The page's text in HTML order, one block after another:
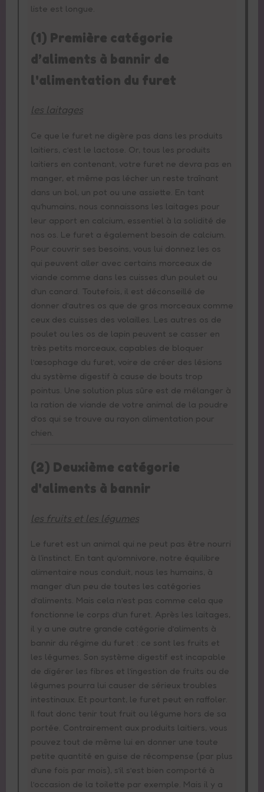
liste est longue.
(1) Première catégorie
d’aliments à bannir de
l'alimentation du furet
les laitages
Ce que le furet ne digère pas dans les produits
laitiers, c’est le lactose. Or, tous les produits
laitiers en contenant, votre furet ne devra pas en
manger, et même pas lécher un reste traînant
dans un bol, un pot ou une assiette. En tant
qu’humains, nous connaissons les laitages pour
leur apport en calcium, essentiel à la solidité de
nos os. Le furet a également besoin de calcium.
Pour couvrir ses besoins, vous lui donnez les os
qui peuvent aller avec certains morceaux de
viande comme dans les cuisses d’un poulet ou
d’un canard. Toutefois, il est déconseillé de
donner d’autres os que de gros morceaux comme
ceux des cuisses des volailles. Les autres os de
poulet ou les os de lapin peuvent se casser en
très petits morceaux, capables de bloquer
l’œsophage du furet, voire de créer des lésions
du système digestif à cause de bouts trop
pointus. Une solution plus sûre est de mélanger à
la ration de viande de votre animal de la poudre
d’os qui se trouve au rayon alimentation pour
chien.
(2) Deuxième catégorie
d'aliments à bannir
les fruits et les légumes
Le furet est un animal qui ne peut pas être nourri
à l‘instinct. En tant qu’omnivore, notre équilibre
alimentaire nous conduit, nous les humains, à
manger d’un peu de toutes les catégories
d’aliments. Mais cela n’est pas comme cela que
fonctionne le corps d’un furet. Après les laitages,
il y a une autre grande catégorie d’aliments à
bannir du régime du furet : ce sont les fruits et
les légumes. Son système digestif est incapable
de digérer les fibres et l’ingestion de fruits ou de
légumes pourra lui causer de sérieux troubles
intestinaux. Et pourtant, le furet peut en raffoler.
Il faut donc tenir tout fruit ou légume hors de sa
portée. Contrairement aux produits laitiers, vous
pouvez tout de même lui en donner une toute
petite quantité en guise de récompense (par plus
d’une fois par mois), s’il s’est bien comporté à
l’occasion de la toilette par exemple. Mais il y a